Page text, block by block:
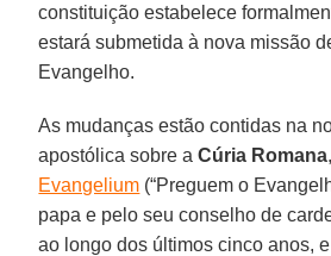
constituição estabelece
estará submetida à nova missão
Evangelho.
As mudanças estão contidas na
apostólica sobre aCúria Romana,
Evangelium (“Preguem o
papa e pelo seu conselho de
ao longo dos últimos cinco anos,